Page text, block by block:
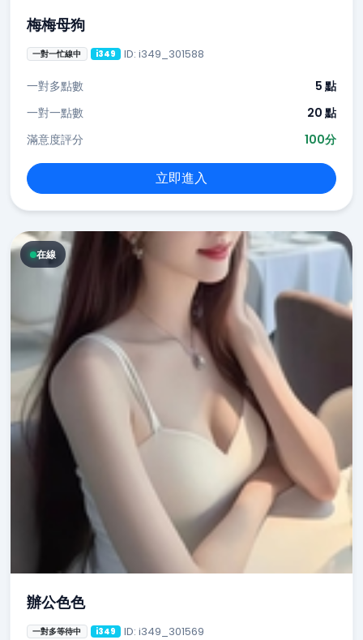
梅梅母狗
一對一忙線中 i349 ID: i349_301588
一對多點數
5 點
一對一點數
20 點
滿意度評分
100分
立即進入
在線
辦公色色
一對多等待中 i349 ID: i349_301569